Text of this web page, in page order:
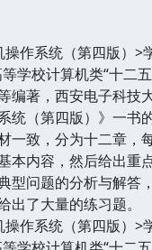
作系统（第四版）>
等学校计算机类“十二
编著，西安电子科技
统（第四版）》一书
一致，分为十二章，
本内容，然后给出重
型问题的分析与解答
出了大量的练习题。
作系统（第四版）>